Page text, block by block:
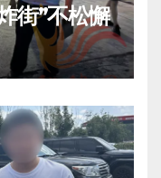
街”不松懈